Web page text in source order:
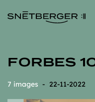
FORBES
7 images - 22-11-2022